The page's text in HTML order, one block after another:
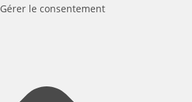
Gérer le consentement